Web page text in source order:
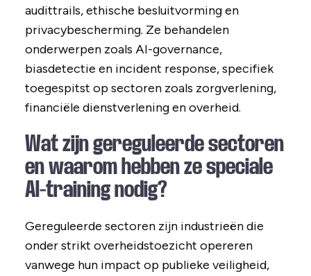
audittrails, ethische besluitvorming en
privacybescherming. Ze behandelen
onderwerpen zoals AI-governance,
biasdetectie en incident response, specifiek
toegespitst op sectoren zoals zorgverlening,
financiële dienstverlening en overheid.
Wat zijn gereguleerde sectoren
en waarom hebben ze speciale
AI-training nodig?
Gereguleerde sectoren zijn industrieën die
onder strikt overheidstoezicht opereren
vanwege hun impact op publieke veiligheid,